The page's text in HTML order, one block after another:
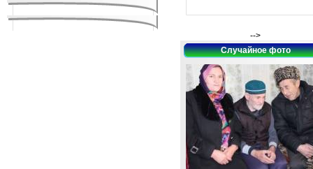
-->
Случайное фото